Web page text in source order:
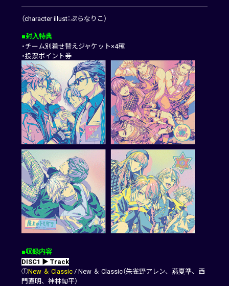
（character illust：ぷらなりこ）
■封入特典
・チーム別着せ替えジャケット×4種
・投票ポイント券
■収録内容
DISC1 ▶ Track
①New ＆ Classic / New ＆ Classic（朱雀野アレン、燕夏準、西
門直明、神林匋平）